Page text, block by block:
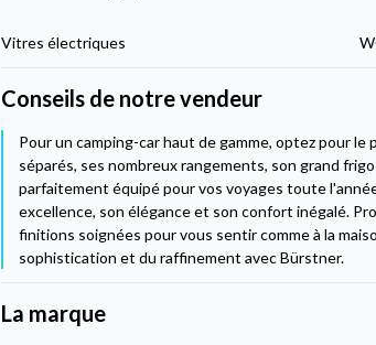
Vitres électriques
Conseils de notre vendeur
Pour un camping-car haut de gamme, optez pour
séparés, ses nombreux rangements, son grand
parfaitement équipé pour vos voyages toute
excellence, son élégance et son confort inégalé.
finitions soignées pour vous sentir comme à la
sophistication et du raffinement avec Bürstner.
La marque